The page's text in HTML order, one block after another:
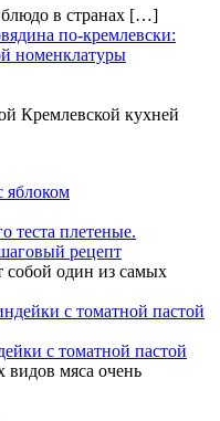
в странах […]
по-кремлевски:
номенклатуры
Кремлевской кухней
теста плетеные.
рецепт
собой один из самых
с томатной пастой
видов мяса очень